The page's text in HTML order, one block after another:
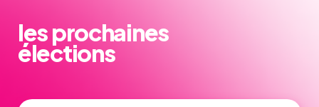
les prochaines
élections